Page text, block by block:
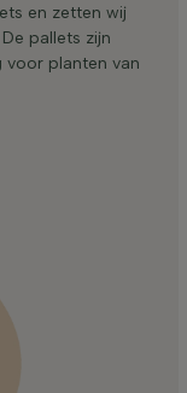
en zetten wij
pallets zijn
planten van